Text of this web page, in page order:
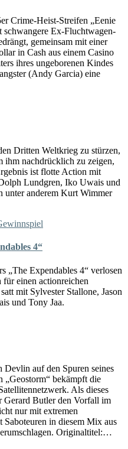
Crime-Heist-Streifen „Eenie
Ex-Fluchtwagen-
gemeinsam mit einer
in Cash aus einem Casino
ihres ungeborenen Kindes
(Andy Garcia) eine
Dritten Weltkrieg zu stürzen,
ihm nachdrücklich zu zeigen,
ist flotte Action mit
Lundgren, Iko Uwais und
unter anderem Kurt Wimmer
4“
„The Expendables 4“ verlosen
einen actionreichen
mit Sylvester Stallone, Jason
und Tony Jaa.
Devlin auf den Spuren seines
„Geostorm“ bekämpft die
Als dieses
Gerard Butler den Vorfall im
nur mit extremen
Saboteuren in diesem Mix aus
Originaltitel:…